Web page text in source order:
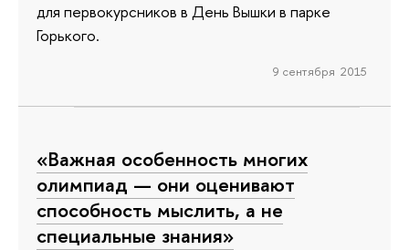
для первокурсников в День Вышки в парке
Горького.
9 сентября 2015
«Важная особенность многих
олимпиад — они оценивают
способность мыслить, а не
специальные знания»